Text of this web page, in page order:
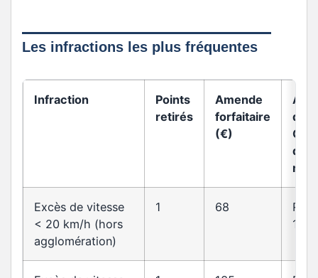
Les infractions les plus fréquentes
Infraction
Points
retirés
Amende
forfaitaire
(€)
du
de la
Excès de vitesse
< 20 km/h (hors
agglomération)
1 68
14